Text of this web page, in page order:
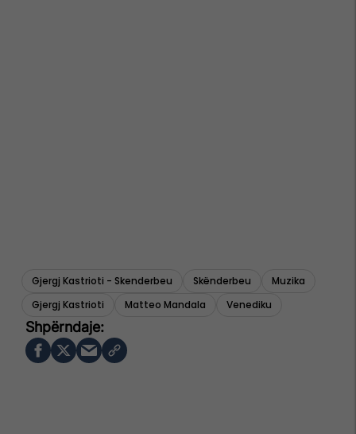
Gjergj Kastrioti - Skenderbeu Skënderbeu
Muzika
Gjergj Kastrioti
Matteo Mandala Venediku